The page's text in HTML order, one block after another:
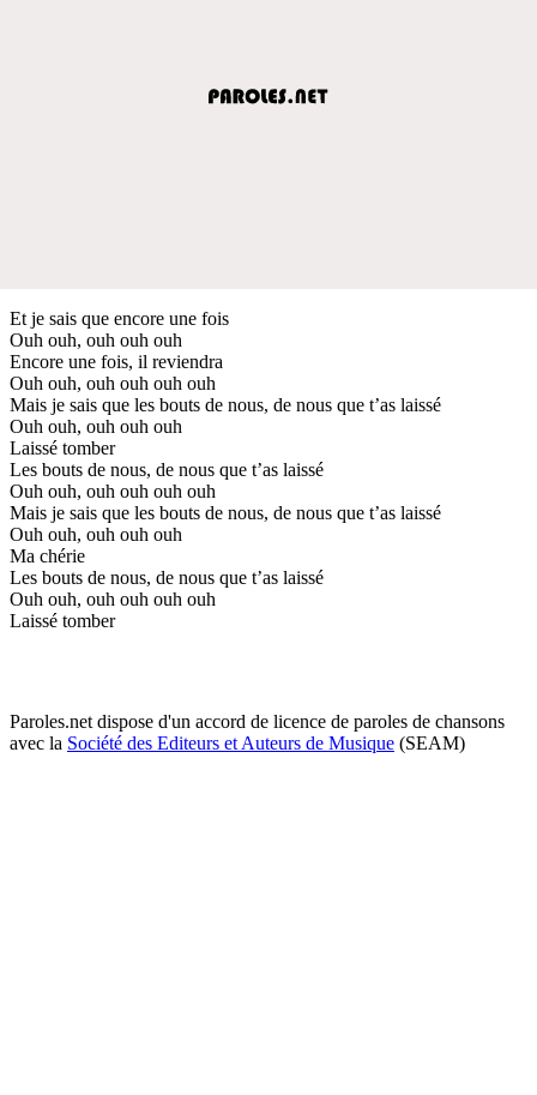
Et je sais que encore une fois
Ouh ouh, ouh ouh ouh
Encore une fois, il reviendra
Ouh ouh, ouh ouh ouh ouh
Mais je sais que les bouts de nous, de nous que t’as laissé
Ouh ouh, ouh ouh ouh
Laissé tomber
Les bouts de nous, de nous que t’as laissé
Ouh ouh, ouh ouh ouh ouh
Mais je sais que les bouts de nous, de nous que t’as laissé
Ouh ouh, ouh ouh ouh
Ma chérie
Les bouts de nous, de nous que t’as laissé
Ouh ouh, ouh ouh ouh ouh
Laissé tomber
Paroles.net dispose d'un accord de licence de paroles de chansons
avec la Société des Editeurs et Auteurs de Musique (SEAM)